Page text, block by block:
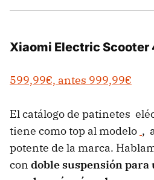
Xiaomi Electric Scooter
599,99€, antes 999,99€
El catálogo de patinetes
tiene como top al modelo ,
potente de la marca.
con doble suspensiónpara